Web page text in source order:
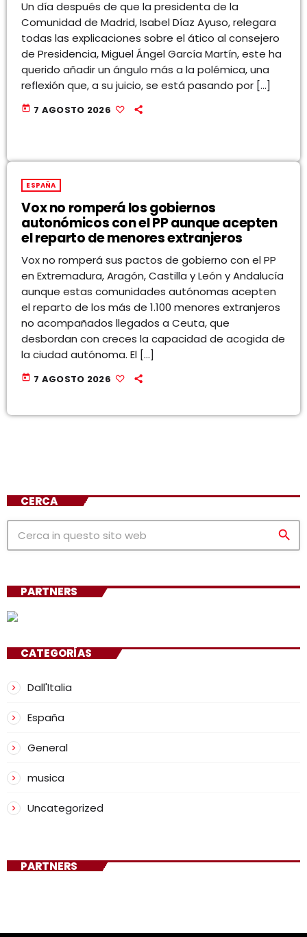
Un día después de que la presidenta de la
Comunidad de Madrid, Isabel Díaz Ayuso, relegara
todas las explicaciones sobre el ático al consejero
de Presidencia, Miguel Ángel García Martín, este ha
querido añadir un ángulo más a la polémica, una
reflexión que, a su juicio, se está pasando por […]
today 7 AGOSTO 2026
ESPAÑA
Vox no romperá los gobiernos
autonómicos con el PP aunque acepten
el reparto de menores extranjeros
Vox no romperá sus pactos de gobierno con el PP
en Extremadura, Aragón, Castilla y León y Andalucía
aunque estas comunidades autónomas acepten
el reparto de los más de 1.100 menores extranjeros
no acompañados llegados a Ceuta, que
desbordan con creces la capacidad de acogida de
la ciudad autónoma. El […]
today 7 AGOSTO 2026
CERCA
search
PARTNERS
CATEGORÍAS
Dall'Italia
España
General
musica
Uncategorized
PARTNERS